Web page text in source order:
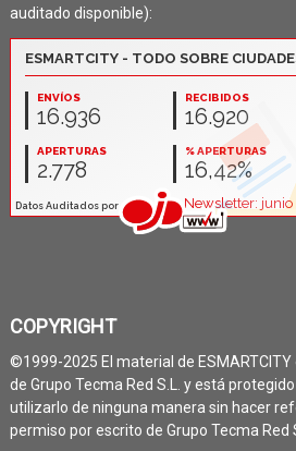
auditado disponible):
COPYRIGHT
©1999-2025 El material de
de Grupo Tecma Red S.L. y está
utilizarlo de ninguna manera sin hacer
permiso por escrito de Grupo Tecma Red